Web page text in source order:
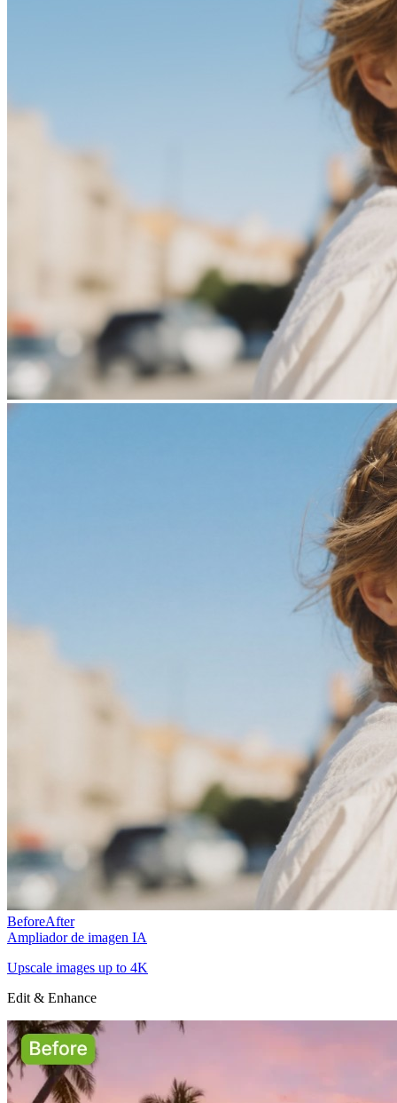
BeforeAfter
Ampliador de imagen IA
Upscale images up to 4K
Edit & Enhance